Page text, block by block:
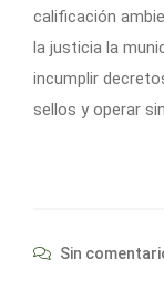
calificación
la justicia la
incumplir
sellos y operar
Sin